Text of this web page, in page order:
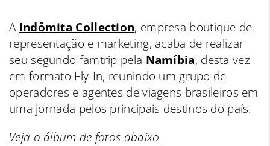
A Indômita Collection, empresa boutique de
representação e marketing, acaba de realizar
seu segundo famtrip pela Namíbia, desta vez
em formato Fly-In, reunindo um grupo de
operadores e agentes de viagens brasileiros em
uma jornada pelos principais destinos do país.
Veja o álbum de fotos abaixo